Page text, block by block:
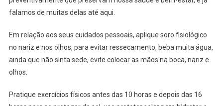
falamos de muitas delas até aqui.
Em relação aos seus cuidados pessoais, aplique soro fisiológico
no nariz e nos olhos, para evitar ressecamento, beba muita água,
ainda que não sinta sede, evite colocar as mãos na boca, nariz e
olhos.
Pratique exercícios físicos antes das 10 horas e depois das 16